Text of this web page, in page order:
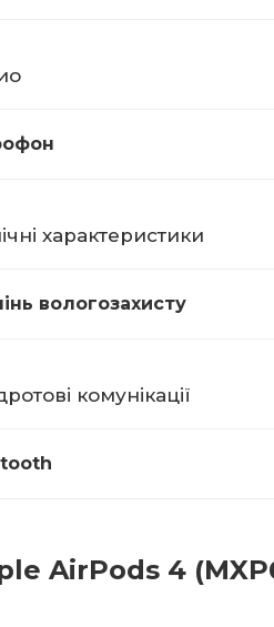
характеристики
вологозахисту
комунікації
AirPods 4